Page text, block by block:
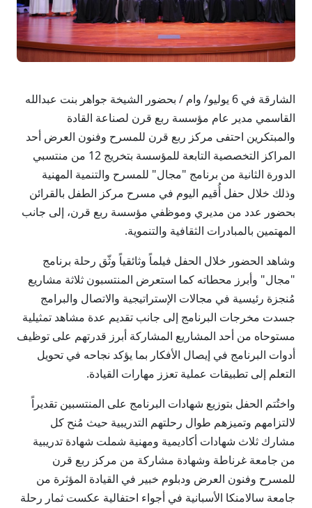
الشارقة في 6 يوليو/ وام / بحضور الشيخة جواهر بنت عبدالله
القاسمي مدير عام مؤسسة ربع قرن لصناعة القادة
والمبتكرين احتفى مركز ربع قرن للمسرح وفنون العرض أحد
المراكز التخصصية التابعة للمؤسسة بتخريج 12 من منتسبي
الدورة الثانية من برنامج "مجال" للمسرح والتنمية المهنية
وذلك خلال حفل أُقيم اليوم في مسرح مركز الطفل بالقرائن
بحضور عدد من مديري وموظفي مؤسسة ربع قرن، إلى جانب
المهتمين بالمبادرات الثقافية والتنموية.
وشاهد الحضور خلال الحفل فيلماً وثائقياً وثّق رحلة برنامج
"مجال" وأبرز محطاته كما استعرض المنتسبون ثلاثة مشاريع
مُنجزة رئيسية في مجالات الإستراتيجية والاتصال والبرامج
جسدت مخرجات البرنامج إلى جانب تقديم عدة مشاهد تمثيلية
مستوحاه من أحد المشاريع المشاركة أبرز قدرتهم على توظيف
أدوات البرنامج في إيصال الأفكار بما يؤكد نجاحه في تحويل
التعلم إلى تطبيقات عملية تعزز مهارات القيادة.
واختُتم الحفل بتوزيع شهادات البرنامج على المنتسبين تقديراً
لالتزامهم وتميزهم طوال رحلتهم التدريبية حيث مُنح كل
مشارك ثلاث شهادات أكاديمية ومهنية شملت شهادة تدريبية
من جامعة غرناطة وشهادة مشاركة من مركز ربع قرن
للمسرح وفنون العرض ودبلوم خبير في القيادة المؤثرة من
جامعة سالامنكا الأسبانية في أجواء احتفالية عكست ثمار رحلة